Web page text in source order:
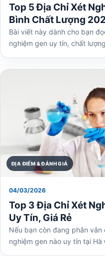
Top 5 Địa Chỉ Xét
Bình Chất Lượng
Bài viết này dành cho bạn
nghiệm gen uy tín, chất
ĐỊA ĐIỂM & ĐÁNH GIÁ
04/03/2026
Top 3 Địa Chỉ Xét
Uy Tín, Giá Rẻ
Nếu bạn còn đang phân
nghiệm gen nào uy tín tại